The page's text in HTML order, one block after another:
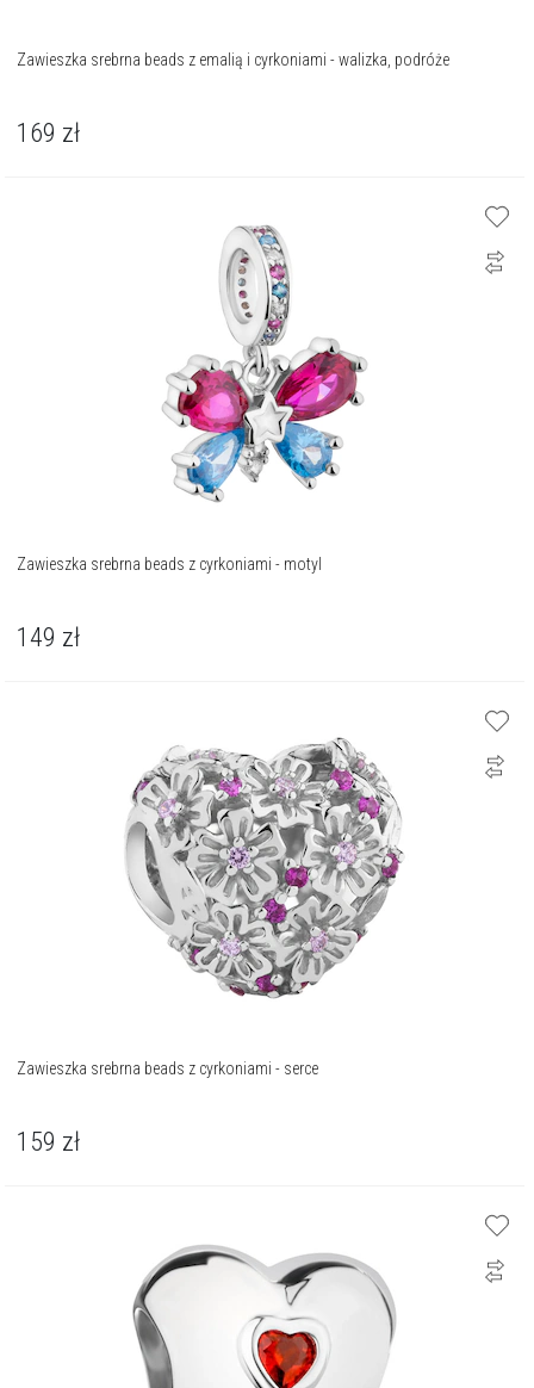
Zawieszka srebrna beads z emalią i cyrkoniami - walizka, podróże
169 zł
Zawieszka srebrna beads z cyrkoniami - motyl
149 zł
Zawieszka srebrna beads z cyrkoniami - serce
159 zł